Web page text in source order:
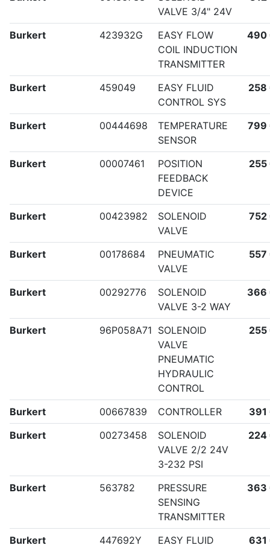
VALVE 3/4" 24V
Burkert 423932G
EASY FLOW
COIL INDUCTION
TRANSMITTER
490
Burkert 459049
EASY FLUID
CONTROL SYS
258
Burkert 00444698
TEMPERATURE
SENSOR
799
Burkert 00007461
POSITION
FEEDBACK
DEVICE
255
Burkert 00423982
SOLENOID
VALVE
752
Burkert 00178684
PNEUMATIC
VALVE
557
Burkert 00292776
SOLENOID
VALVE 3-2 WAY
366
Burkert 96P058A71 SOLENOID
VALVE
PNEUMATIC
HYDRAULIC
CONTROL
255
Burkert 00667839 CONTROLLER
391
Burkert
00273458
SOLENOID
VALVE 2/2 24V
3-232 PSI
224
Burkert 563782
PRESSURE
SENSING
TRANSMITTER
363
Burkert 447692Y
EASY FLUID
631